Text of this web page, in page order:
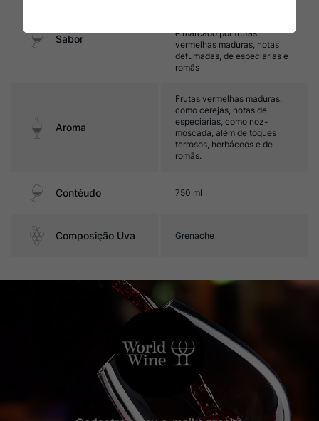
Sabor
é marcado por frutas
vermelhas maduras, notas
defumadas, de especiarias e
romãs
Aroma
Frutas vermelhas maduras,
como cerejas, notas de
especiarias, como noz-
moscada, além de toques
terrosos, herbáceos e de
romãs.
Contéudo 750 ml
Composição Uva Grenache